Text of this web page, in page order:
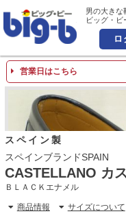
男の
男の大きな
ビッグ・
ロ
営業日はこちら
スペイン製
スペインブランドSPAIN
CASTELLANO カ
ＢＬＡＣＫエナメル
商品情報 サイズについて